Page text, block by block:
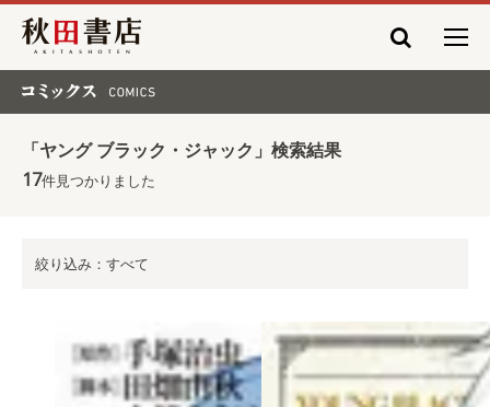
秋田書店
「ヤング ブラック・ジャック」検索結果
17件見つかりました
絞り込み：すべて